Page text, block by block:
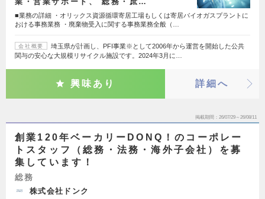
■業務の詳細 ・オリックス資源循環寄居工場もしくは寄居バイオガスプラントに
おける事務業務 ・廃棄物受入に関する事務業務全般（…
会社概要
埼玉県が計画し、PFI事業※として2006年から運営を開始した公共
関与の安心な大規模リサイクル施設です。2024年3月に…
興味あり 詳細へ
掲載期間 26/07/29～26/08/11
創業120年ベーカリーDONQ！のコーポレー
トスタッフ（総務・法務・海外子会社）を募
集しています！
総務
株式会社ドンク